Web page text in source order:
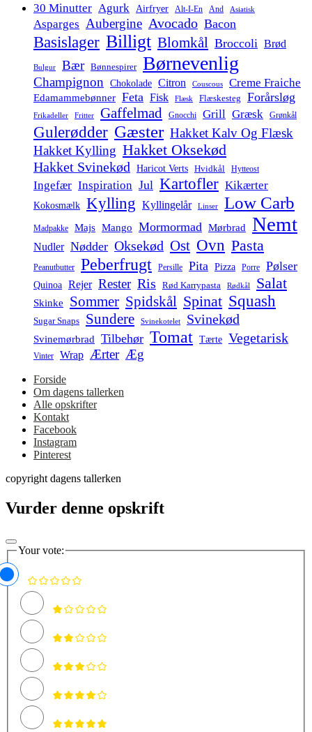
30 Minutter Agurk Airfryer Alt-I-En And Asiatisk
Asparges Aubergine Avocado Bacon
Basislager Billigt Blomkål Broccoli Brød
Bulgur Bær Bønnespirer Børnevenlig
Champignon Chokolade Citron Couscous Creme Fraiche
Edamammebønner Feta Fisk Flæsk Flæskesteg Forårsløg
Frikadeller Fritter Gaffelmad Gnocchi Grill Græsk Grønkål
Gulerødder Gæster Hakket Kalv Og Flæsk
Hakket Kylling Hakket Oksekød
Hakket Svinekød Haricot Verts Hvidkål Hytteost
Ingefær Inspiration Jul Kartofler Kikærter
Kokosmælk Kylling Kyllingelår Linser Low Carb
Madpakke Majs Mango Mormormad Mørbrad Nemt
Nudler Nødder Oksekød Ost Ovn Pasta
Peanutbutter Peberfrugt Persille Pita Pizza Porre Pølser
Quinoa Rejer Rester Ris Rød Karrypasta Rødkål Salat
Skinke Sommer Spidskål Spinat Squash
Sugar Snaps Sundere Svinekotelet Svinekød
Svinemørbrad Tilbehør Tomat Tærte Vegetarisk
Vinter Wrap Ærter Æg
Forside
Om dagens tallerken
Alle opskrifter
Kontakt
Facebook
Instagram
Pinterest
copyright dagens tallerken
Vurder denne opskrift
Your vote: